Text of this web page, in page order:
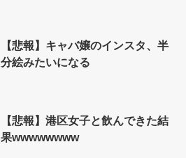
【悲報】キャバ嬢のインスタ、半
分絵みたいになる
【悲報】港区女子と飲んできた結
果wwwwwwww